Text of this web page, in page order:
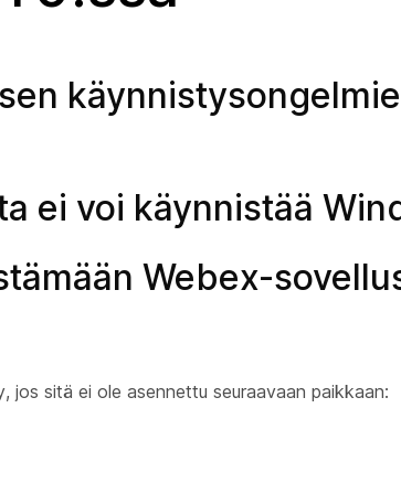
ei voi käynnistää
Webex-
jos sitä ei ole asennettu seuraavaan paikkaan: